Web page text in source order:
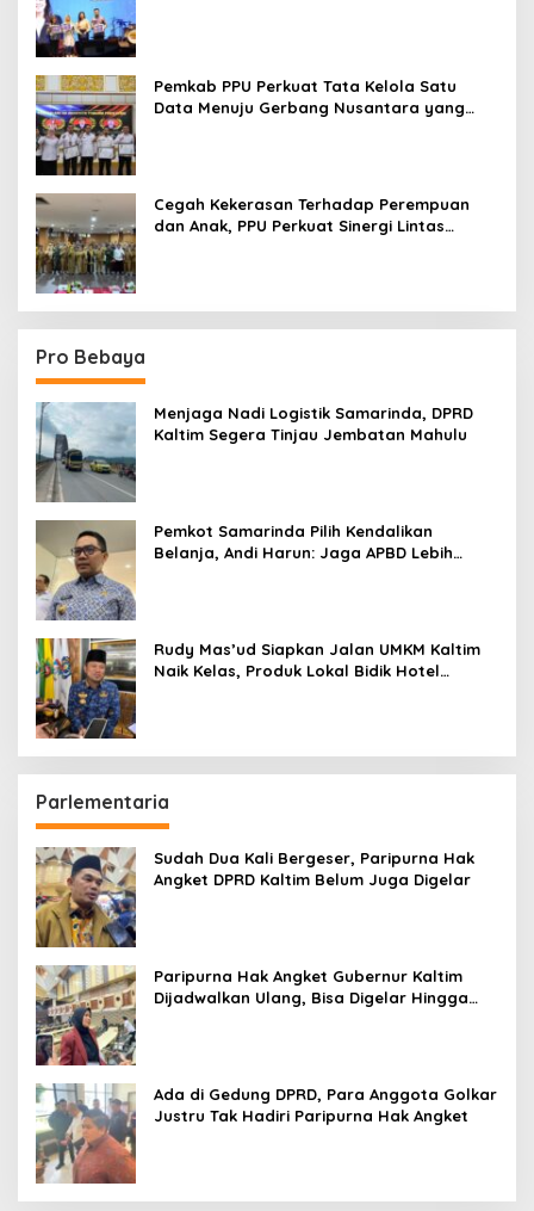
Pemkab PPU Perkuat Tata Kelola Satu
Data Menuju Gerbang Nusantara yang
Cegah Kekerasan Terhadap Perempuan
dan Anak, PPU Perkuat Sinergi Lintas
Pro Bebaya
Menjaga Nadi Logistik Samarinda, DPRD
Kaltim Segera Tinjau Jembatan Mahulu
Pemkot Samarinda Pilih Kendalikan
Belanja, Andi Harun: Jaga APBD Lebih
Rudy Mas’ud Siapkan Jalan UMKM Kaltim
Naik Kelas, Produk Lokal Bidik Hotel
Parlementaria
Sudah Dua Kali Bergeser, Paripurna Hak
Angket DPRD Kaltim Belum Juga Digelar
Paripurna Hak Angket Gubernur Kaltim
Dijadwalkan Ulang, Bisa Digelar Hingga
Ada di Gedung DPRD, Para Anggota Golkar
Justru Tak Hadiri Paripurna Hak Angket